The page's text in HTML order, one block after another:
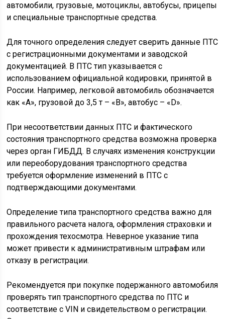
автомобили, грузовые, мотоциклы, автобусы, прицепы
и специальные транспортные средства.
Для точного определения следует сверить данные ПТС
с регистрационными документами и заводской
документацией. В ПТС тип указывается с
использованием официальной кодировки, принятой в
России. Например, легковой автомобиль обозначается
как «А», грузовой до 3,5 т – «В», автобус – «D».
При несоответствии данных ПТС и фактического
состояния транспортного средства возможна проверка
через орган ГИБДД. В случаях изменения конструкции
или переоборудования транспортного средства
требуется оформление изменений в ПТС с
подтверждающими документами.
Определение типа транспортного средства важно для
правильного расчета налога, оформления страховки и
прохождения техосмотра. Неверное указание типа
может привести к административным штрафам или
отказу в регистрации.
Рекомендуется при покупке подержанного автомобиля
проверять тип транспортного средства по ПТС и
соответствие с VIN и свидетельством о регистрации.